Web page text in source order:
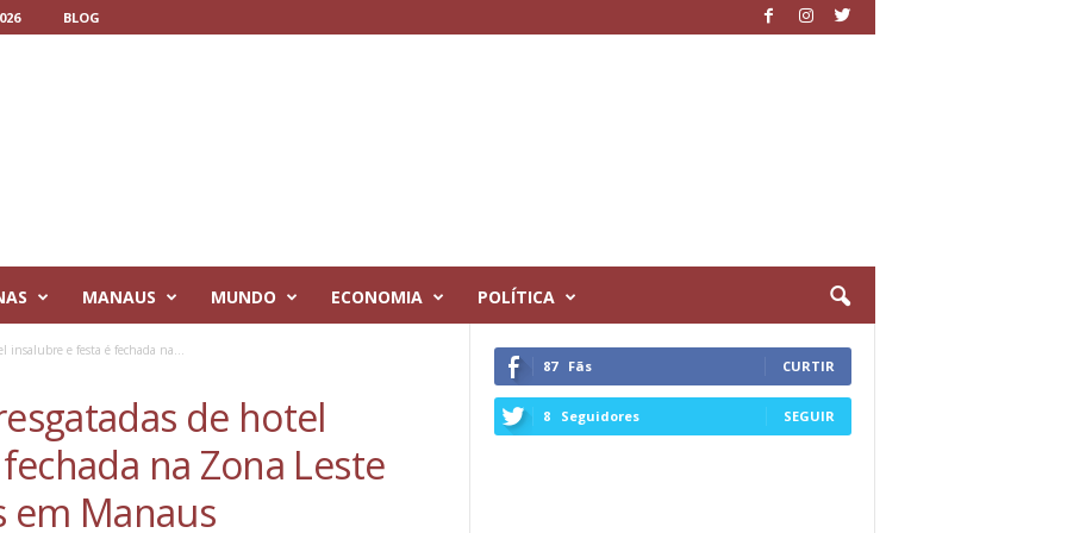
BLOG
MANAUS MUNDO ECONOMIA POLÍTICA
insalubre e festa é fechada na...
de hotel
na Zona Leste
em Manaus
87 Fãs CURTIR
8 Seguidores SEGUIR